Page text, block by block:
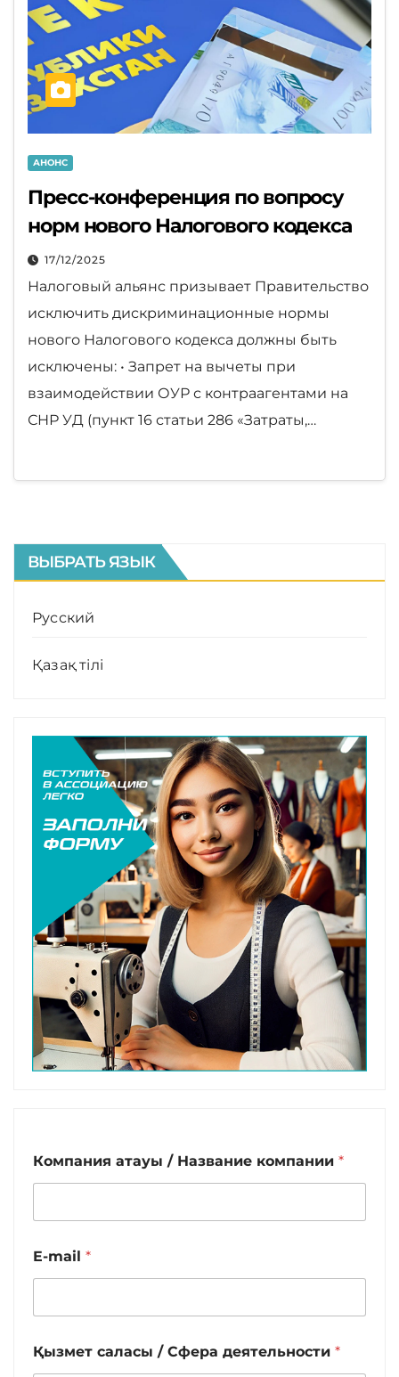
АНОНС
Пресс-конференция по вопросу
норм нового Налогового кодекса
17/12/2025
Налоговый альянс призывает Правительство
исключить дискриминационные нормы
нового Налогового кодекса должны быть
исключены: • Запрет на вычеты при
взаимодействии ОУР с контраагентами на
СНР УД (пункт 16 статьи 286 «Затраты,…
ВЫБРАТЬ ЯЗЫК
Русский
Қазақ тілі
Компания атауы / Название компании *
E-mail *
Қызмет саласы / Сфера деятельности *